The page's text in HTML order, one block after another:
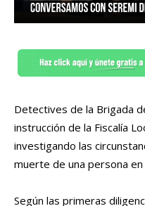
Detectives de la Brigada
instrucción de la Fiscalía
investigando las
muerte de una persona en
Según las primeras